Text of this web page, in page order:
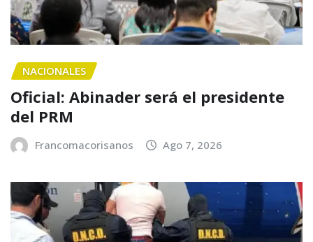
NACIONALES
Oficial: Abinader será el presidente
del PRM
Francomacorisanos Ago 7, 2026